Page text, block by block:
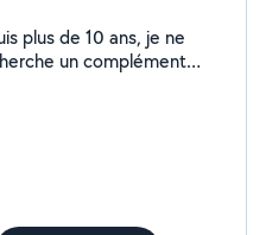
plus de 10 ans, je ne
un complément
administratif,